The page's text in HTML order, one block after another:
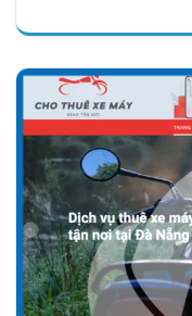
Chi tiết